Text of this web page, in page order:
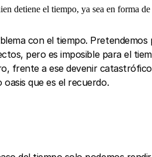
detiene el tiempo, ya sea en forma
con el tiempo.
pero es imposible para el
frente a ese devenir
que es el recuerdo.